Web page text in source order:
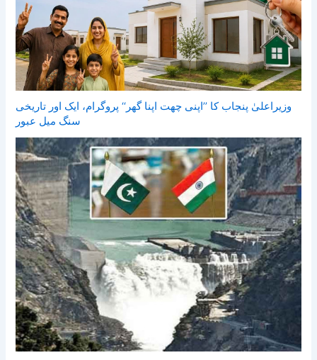
وزیراعلیٰ پنجاب کا ’’اپنی چھت اپنا گھر‘‘ پروگرام، ایک اور تاریخی
سنگ میل عبور